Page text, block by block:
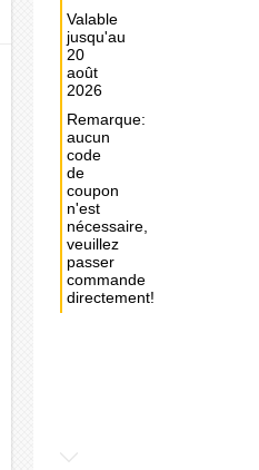
Valable
jusqu'au
20
août
2026
Remarque:
aucun
code
de
coupon
n'est
nécessaire,
veuillez
passer
commande
directement!